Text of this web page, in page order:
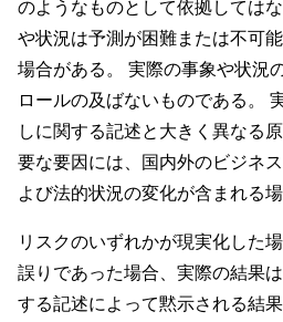
のようなものとして依拠しては
や状況は予測が困難または不可
場合がある。 実際の事象や状況
ロールの及ばないものである。
しに関する記述と大きく異なる
要な要因には、国内外のビジネ
よび法的状況の変化が含まれる場
リスクのいずれかが現実化した
誤りであった場合、実際の結果
する記述によって黙示される結